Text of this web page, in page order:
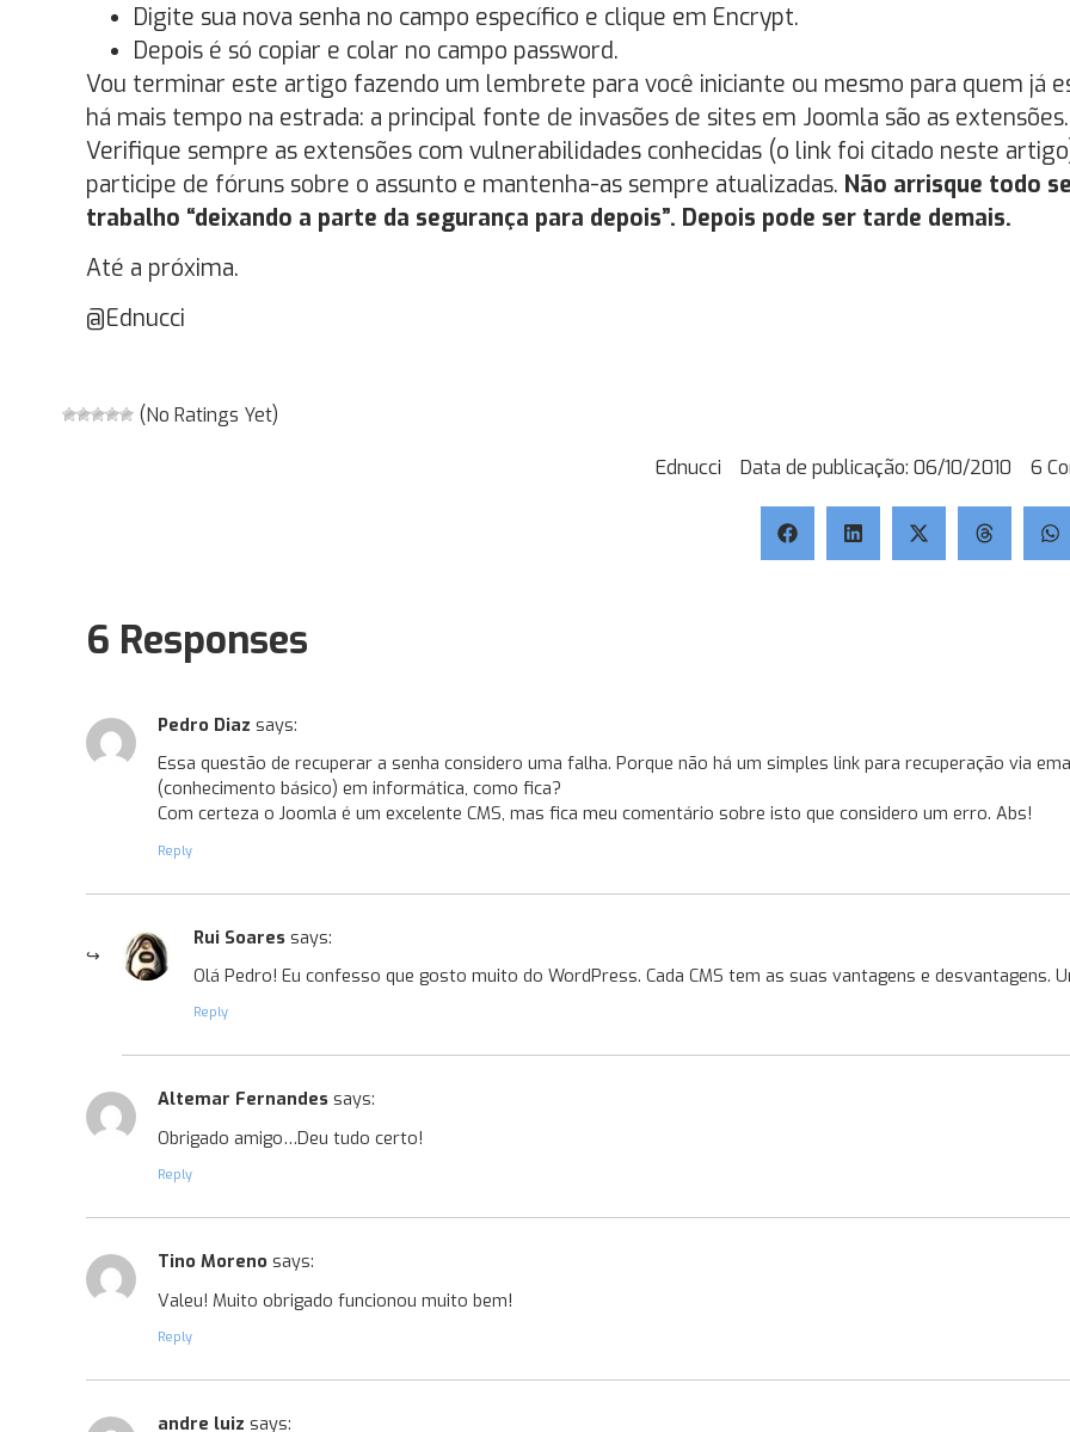
Digite sua nova senha no campo específico e clique em Encrypt.
Depois é só copiar e colar no campo password.
Vou terminar este artigo fazendo um lembrete para você iniciante ou mesmo para quem já
há mais tempo na estrada: a principal fonte de invasões de sites em Joomla são as extensões.
Verifique sempre as extensões com vulnerabilidades conhecidas (o link foi citado neste
participe de fóruns sobre o assunto e mantenha-as sempre atualizadas. Não arrisque todo
trabalho “deixando a parte da segurança para depois”. Depois pode ser tarde demais.
Até a próxima.
@Ednucci
(No Ratings Yet)
Ednucci Data de publicação:06/10/2010 6
6 Responses
Pedro Diaz says:
Essa questão de recuperar a senha considero uma falha. Porque não há um simples link para recuperação via
(conhecimento básico) em informática, como fica?
Com certeza o Joomla é um excelente CMS, mas fica meu comentário sobre isto que considero um erro. Abs!
Reply
Rui Soares says:
Olá Pedro! Eu confesso que gosto muito do WordPress. Cada CMS tem as suas vantagens e desvantagens.
Reply
Altemar Fernandes says:
Obrigado amigo…Deu tudo certo!
Reply
Tino Moreno says:
Valeu! Muito obrigado funcionou muito bem!
Reply
andre luiz says: